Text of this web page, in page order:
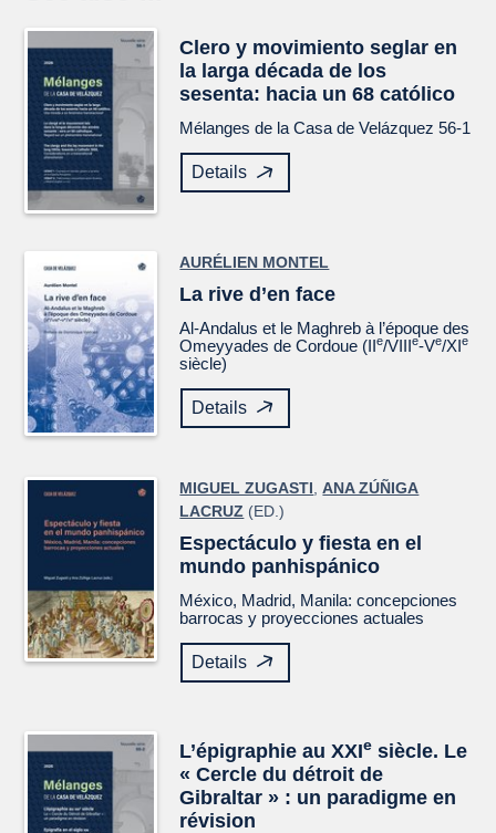
Clero y movimiento seglar en
la larga década de los
sesenta: hacia un 68 católico
Mélanges de la Casa de Velázquez 56-1
Details
AURÉLIEN MONTEL
La rive d’en face
Al-Andalus et le Maghreb à l’époque des
Omeyyades de Cordoue (IIe/VIIIe-Ve/XIe
siècle)
Details
MIGUEL ZUGASTI ,ANA ZÚÑIGA
LACRUZ (ED.)
Espectáculo y fiesta en el
mundo panhispánico
México, Madrid, Manila: concepciones
barrocas y proyecciones actuales
Details
L’épigraphie au XXIe siècle. Le
« Cercle du détroit de
Gibraltar » : un paradigme en
révision